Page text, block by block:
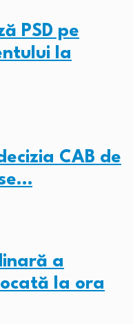
PSD pe
la
CAB de
a
la ora